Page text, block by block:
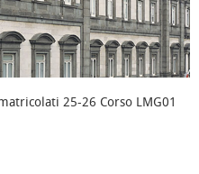
25-26 Corso LMG01